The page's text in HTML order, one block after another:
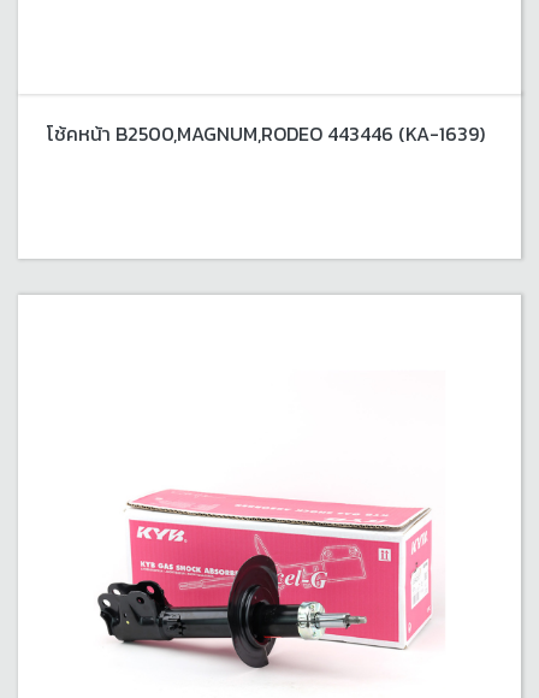
โช้คหน้า B2500,MAGNUM,RODEO 443446 (KA-1639)